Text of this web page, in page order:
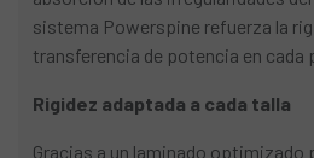
sistema Powerspine refuerza la
transferencia de potencia en cada
Rigidez adaptada a cada talla
Gracias a un laminado optimizado